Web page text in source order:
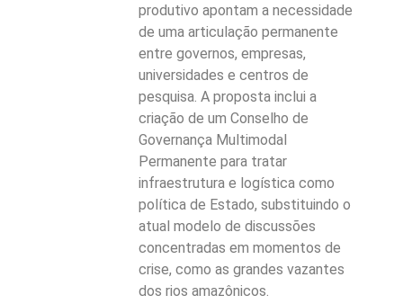
produtivo apontam a necessidade
de uma articulação permanente
entre governos, empresas,
universidades e centros de
pesquisa. A proposta inclui a
criação de um Conselho de
Governança Multimodal
Permanente para tratar
infraestrutura e logística como
política de Estado, substituindo o
atual modelo de discussões
concentradas em momentos de
crise, como as grandes vazantes
dos rios amazônicos.